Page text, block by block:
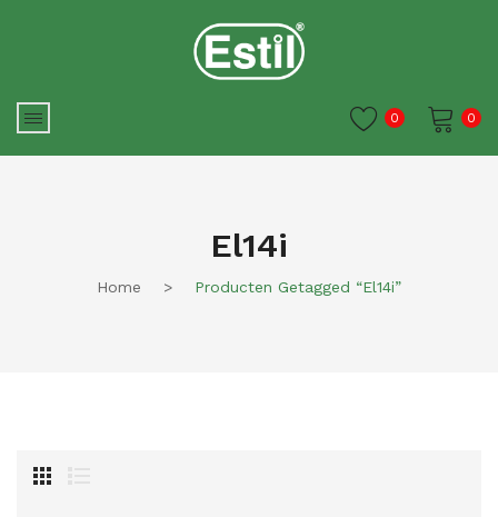
0
0
El14i
Home > Producten Getagged “el14i”